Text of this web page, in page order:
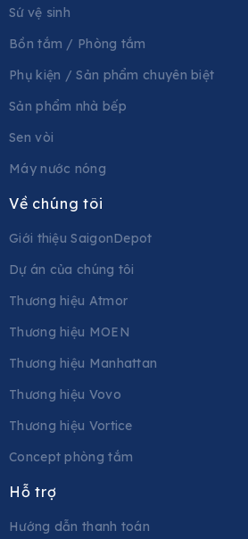
Sứ vệ sinh
Bồn tắm / Phòng tắm
Phụ kiện / Sản phẩm chuyên biệt
Sản phẩm nhà bếp
Sen vòi
Máy nước nóng
Về chúng tôi
Giới thiệu SaigonDepot
Dự án của chúng tôi
Thương hiệu Atmor
Thương hiệu MOEN
Thương hiệu Manhattan
Thương hiệu Vovo
Thương hiệu Vortice
Concept phòng tắm
Hỗ trợ
Hướng dẫn thanh toán